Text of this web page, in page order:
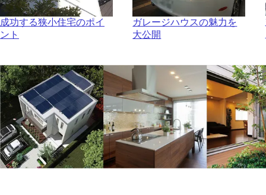
成功する狭小住宅のポイ
ント
ガレージハウスの魅力を
大公開